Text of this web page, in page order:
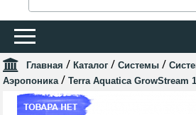
Главная / Каталог / Системы /
Аэропоника / Terra Aquatica GrowStream